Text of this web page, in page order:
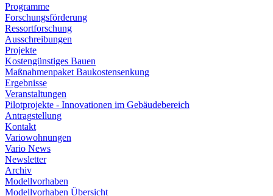
Programme
Forschungsförderung
Ressortforschung
Ausschreibungen
Projekte
Kostengünstiges Bauen
Maßnahmenpaket Baukostensenkung
Ergebnisse
Veranstaltungen
Pilotprojekte - Innovationen im Gebäudebereich
Antragstellung
Kontakt
Variowohnungen
Vario News
Newsletter
Archiv
Modellvorhaben
Modellvorhaben Übersicht